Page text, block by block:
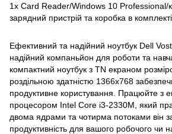
1x Card Reader/Windows 10 Professional/
зарядний пристрій та коробка в комплекті
Ефективний та надійний ноутбук Dell
надійний компаньйон для роботи та
компактний ноутбук з TN екраном
роздільною здатністю 1366x768
продуктивне користування. Працюйте з
процесором Intel Core i3-2330M, який
двома ядрами та чотирма потоками він
продуктивність для вашого робочого чи